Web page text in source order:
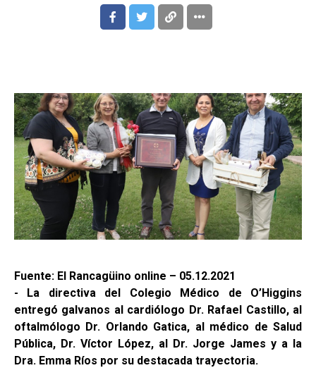
Fuente: El Rancagüino online – 05.12.2021
- La directiva del Colegio Médico de O’Higgins
entregó galvanos al cardiólogo Dr. Rafael Castillo, al
oftalmólogo Dr. Orlando Gatica, al médico de Salud
Pública, Dr. Víctor López, al Dr. Jorge James y a la
Dra. Emma Ríos por su destacada trayectoria.